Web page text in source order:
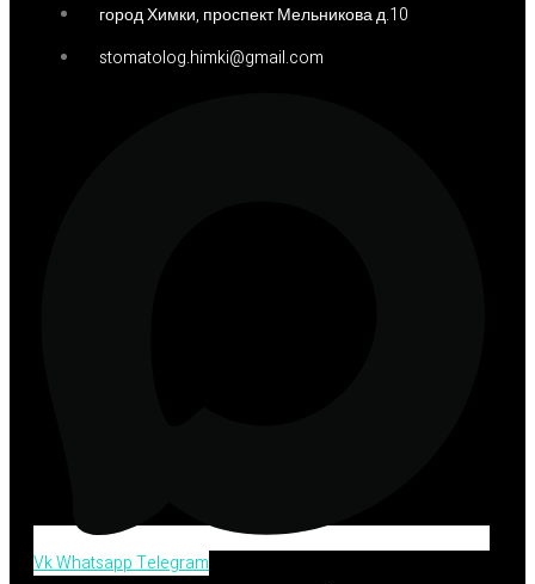
город Химки, проспект Мельникова д.10
stomatolog.himki@gmail.com
VkWhatsappTelegram